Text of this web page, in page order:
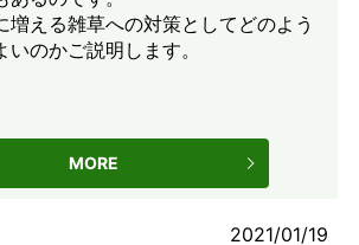
増える雑草への対策としてどのよう
のかご説明します。
MORE
2021/01/19